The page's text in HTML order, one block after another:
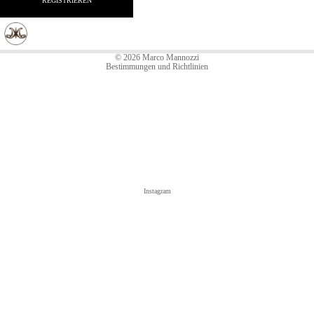
© 2026 Marco Mannozzi
Bestimmungen und Richtlinien
Kontaktinformationen
Instagram